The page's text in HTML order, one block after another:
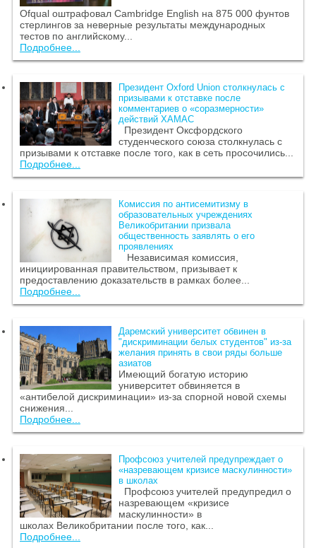
Ofqual оштрафовал Cambridge English на 875 000 фунтов
стерлингов за неверные результаты международных
тестов по английскому...
Подробнее...
Президент Oxford Union столкнулась с
призывами к отставке после
комментариев о «соразмерности»
действий ХАМАС
Президент Оксфордского
студенческого союза столкнулась с
призывами к отставке после того, как в сеть просочились...
Подробнее...
Комиссия по антисемитизму в
образовательных учреждениях
Великобритании призвала
общественность заявлять о его
проявлениях
Независимая комиссия,
инициированная правительством, призывает к
предоставлению доказательств в рамках более...
Подробнее...
Даремский университет обвинен в
"дискриминации белых студентов" из-за
желания принять в свои ряды больше
азиатов
Имеющий богатую историю
университет обвиняется в
«антибелой дискриминации» из-за спорной новой схемы
снижения...
Подробнее...
Профсоюз учителей предупреждает о
«назревающем кризисе маскулинности»
в школах
Профсоюз учителей предупредил о
назревающем «кризисе
маскулинности» в
школах Великобритании после того, как...
Подробнее...